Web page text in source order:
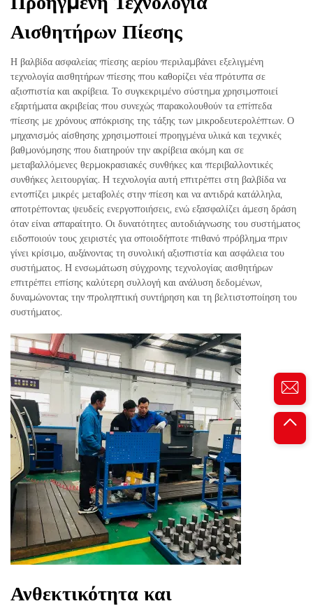
Αισθητήρων Πίεσης
Η βαλβίδα ασφαλείας πίεσης αερίου περιλαμβάνει εξελιγμένη
τεχνολογία αισθητήρων πίεσης που καθορίζει νέα πρότυπα σε
αξιοπιστία και ακρίβεια. Το συγκεκριμένο σύστημα χρησιμοποιεί
εξαρτήματα ακριβείας που συνεχώς παρακολουθούν τα επίπεδα
πίεσης με χρόνους απόκρισης της τάξης των μικροδευτερολέπτων. Ο
μηχανισμός αίσθησης χρησιμοποιεί προηγμένα υλικά και τεχνικές
βαθμονόμησης που διατηρούν την ακρίβεια ακόμη και σε
μεταβαλλόμενες θερμοκρασιακές συνθήκες και περιβαλλοντικές
συνθήκες λειτουργίας. Η τεχνολογία αυτή επιτρέπει στη βαλβίδα να
εντοπίζει μικρές μεταβολές στην πίεση και να αντιδρά κατάλληλα,
αποτρέποντας ψευδείς ενεργοποιήσεις, ενώ εξασφαλίζει άμεση δράση
όταν είναι απαραίτητο. Οι δυνατότητες αυτοδιάγνωσης του συστήματος
ειδοποιούν τους χειριστές για οποιοδήποτε πιθανό πρόβλημα πριν
γίνει κρίσιμο, αυξάνοντας τη συνολική αξιοπιστία και ασφάλεια του
συστήματος. Η ενσωμάτωση σύγχρονης τεχνολογίας αισθητήρων
επιτρέπει επίσης καλύτερη συλλογή και ανάλυση δεδομένων,
δυναμώνοντας την προληπτική συντήρηση και τη βελτιστοποίηση του
συστήματος.
Ανθεκτικότητα και